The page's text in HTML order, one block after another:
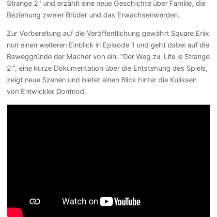
Strange 2" und erzählt eine neue Geschichte über Familie, die
Beziehung zweier Brüder und das Erwachsenwerden.
Zur Vorbereitung auf die Veröffentlichung gewährt Square Enix
nun einen weiteren Einblick in Episode 1 und geht dabei auf die
Beweggründe der Macher von ein: "Der Weg zu 'Life is Strange
2'", eine kurze Dokumentation über die Entstehung des Spiels,
zeigt neue Szenen und bietet einen Blick hinter die Kulissen
von Entwickler Dontnod.